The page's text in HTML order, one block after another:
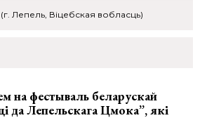
Лепель, Віцебская вобласць)
на фестываль беларускай
да Лепельскага Цмока”, які